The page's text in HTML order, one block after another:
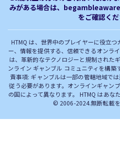
オンラインカジノ最新サイト
オ
みがある場合は、
をご確認くだ
HTMQ は、世界中のプレイヤーに役立つ
ー、情報を提供する、信頼できるオンラ
は、革新的なテクノロジーと規制された
ンライン ギャンブル コミュニティを構
責事項: ギャンブルは一部の管轄地域で
従う必要があります。オンラインギャン
の国によって異なります。 HTMQ はあな
© 2006-2024.無断転載